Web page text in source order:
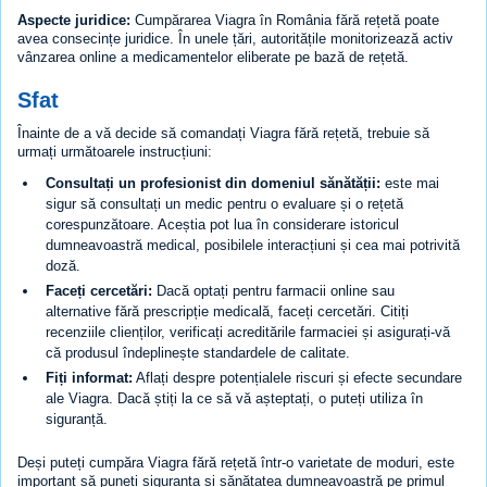
Aspecte juridice: Cumpărarea Viagra în România fără rețetă poate
avea consecințe juridice. În unele țări, autoritățile monitorizează activ
vânzarea online a medicamentelor eliberate pe bază de rețetă.
Sfat
Înainte de a vă decide să comandați Viagra fără rețetă, trebuie să
urmați următoarele instrucțiuni:
Consultați un profesionist din domeniul sănătății: este mai
sigur să consultați un medic pentru o evaluare și o rețetă
corespunzătoare. Aceștia pot lua în considerare istoricul
dumneavoastră medical, posibilele interacțiuni și cea mai potrivită
doză.
Faceți cercetări: Dacă optați pentru farmacii online sau
alternative fără prescripție medicală, faceți cercetări. Citiți
recenziile clienților, verificați acreditările farmaciei și asigurați-vă
că produsul îndeplinește standardele de calitate.
Fiți informat: Aflați despre potențialele riscuri și efecte secundare
ale Viagra. Dacă știți la ce să vă așteptați, o puteți utiliza în
siguranță.
Deși puteți cumpăra Viagra fără rețetă într-o varietate de moduri, este
important să puneți siguranța și sănătatea dumneavoastră pe primul